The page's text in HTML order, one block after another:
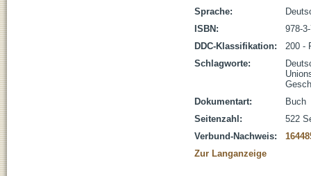
Sprache:
ISBN:
978-
DDC-Klassifikation:
200 -
Schlagworte:
Dokumentart:
Buch
Seitenzahl:
522
Verbund-Nachweis:
Zur Langanzeige